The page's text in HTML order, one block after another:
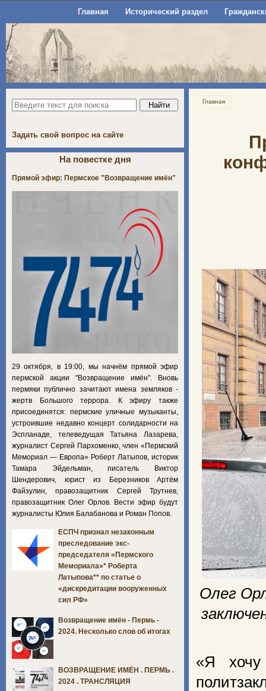
Главная Исторический раздел
Главная
Олег
«Я хочу
Задать свой вопрос на сайте
На повестке дня
Прямой эфир: Пермское "Возвращение имён"
29 октября, в 19:00, мы начнём прямой эфир
пермской акции "Возвращение имён". Вновь
пермяки публично зачитают имена земляков -
жертв Большого террора. К эфиру также
присоединятся: пермские уличные музыканты,
устроившие недавно концерт солидарности на
Эспланаде, телеведущая Татьяна Лазарева,
журналист Сергей Пархоменко, член «Пермский
Мемориал — Европа» Роберт Латыпов, историк
Тамара Эйдельман, писатель Виктор
Шендерович, юрист из Березников Артём
Файзулин, правозащитник Сергей Трутнев,
правозащитник Олег Орлов. Вести эфир будут
журналисты Юлия Балабанова и Роман Попов.
ЕСПЧ признал незаконным
преследование экс-
председателя «Пермского
Мемориала»* Роберта
Латыпова** по статье о
«дискредитации вооруженных
сил РФ»
Возвращение имён - Пермь -
2024. Несколько слов об итогах
ВОЗВРАЩЕНИЕ ИМЁН . ПЕРМЬ .
2024 . ТРАНСЛЯЦИЯ